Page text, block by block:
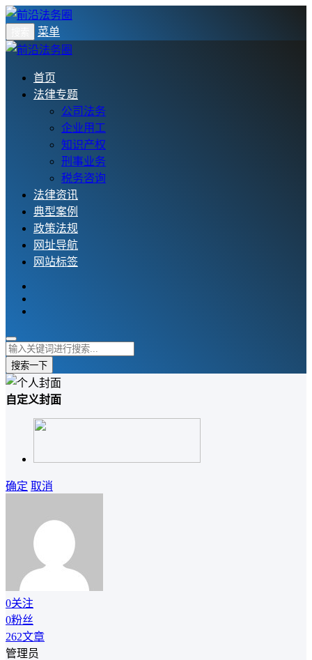
菜单
首页
法律专题
公司法务
企业用工
知识产权
刑事业务
税务咨询
法律资讯
典型案例
政策法规
网址导航
网站标签
搜索一下
自定义封面
确定 取消
0关注
0粉丝
262文章
管理员